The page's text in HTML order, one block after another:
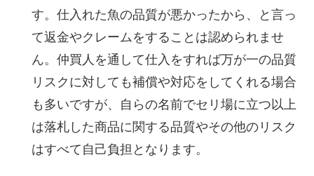
す。仕入れた魚の品質が悪かったから、と言っ
て返金やクレームをすることは認められませ
ん。仲買人を通して仕入をすれば万が一の品質
リスクに対しても補償や対応をしてくれる場合
も多いですが、自らの名前でセリ場に立つ以上
は落札した商品に関する品質やその他のリスク
はすべて自己負担となります。